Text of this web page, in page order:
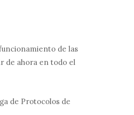
de las
de ahora en todo el
de Protocolos de